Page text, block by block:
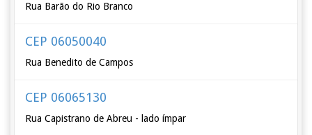
Rua Barão do Rio Branco
CEP 06050040
Rua Benedito de Campos
CEP 06065130
Rua Capistrano de Abreu - lado ímpar